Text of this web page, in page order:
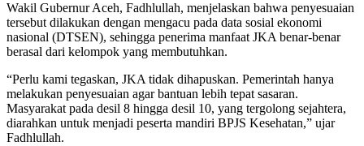
Wakil Gubernur Aceh, Fadhlullah, menjelaskan bahwa penyesuaian
tersebut dilakukan dengan mengacu pada data sosial ekonomi
nasional (DTSEN), sehingga penerima manfaat JKA benar-benar
berasal dari kelompok yang membutuhkan.
“Perlu kami tegaskan, JKA tidak dihapuskan. Pemerintah hanya
melakukan penyesuaian agar bantuan lebih tepat sasaran.
Masyarakat pada desil 8 hingga desil 10, yang tergolong sejahtera,
diarahkan untuk menjadi peserta mandiri BPJS Kesehatan,” ujar
Fadhlullah.